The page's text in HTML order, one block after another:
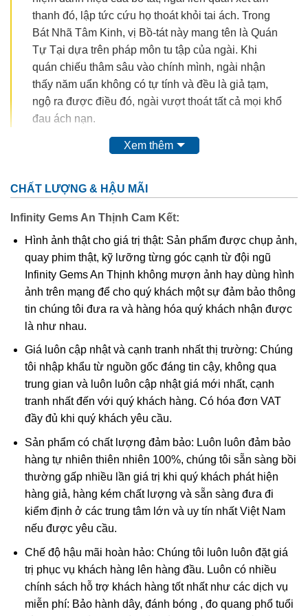
thanh đó, lập tức cứu họ thoát khỏi tai ách. Trong
Bát Nhã Tâm Kinh, vị Bồ-tát này mang tên là Quán
Tự Tại dựa trên pháp môn tu tập của ngài. Khi
quán chiếu thâm sâu vào chính mình, ngài nhận
thấy năm uẩn không có tự tính và đều là giả tạm,
ngộ ra được điều đó, ngài vượt thoát tất cả mọi khổ
đau ách nạn.
Quan Thế Âm Bồ Tátđược nhắc đến trong kinh phật là
người có thần lực nhất, chỉ đứng sau Phật Tổ. Quan Thế
Âm Bồ Tát luôn đi khắp thế gian, phổ độ tất thảy chúng
sinh thoát khỏi khổ nạn bi ai.
Âm Ngọc Jade có công dụng:
Hình tượng Quan Thế Âm Bồ Tát là biểu tượng của
điểm lành, lòng từ bi bác ái, hóa giải hung khí cho gia
chủ.
ý.
Tránh bị kẻ tiểu nhân hãm hại; tránh sự rủi ro, bất hạnh
xảy ra.
Xem thêm
CHẤT LƯỢNG & HẬU MÃI
Infinity Gems An Thịnh Cam Kết:
Hình ảnh thật cho giá trị thật: Sản phẩm được chụp ảnh,
quay phim thật, kỹ lưỡng từng góc cạnh từ đội ngũ
Infinity Gems An Thịnh không mượn ảnh hay dùng hình
ảnh trên mạng để cho quý khách một sự đảm bảo thông
tin chúng tôi đưa ra và hàng hóa quý khách nhận được
là như nhau.
Giá luôn cập nhật và cạnh tranh nhất thị trường: Chúng
tôi nhập khẩu từ nguồn gốc đáng tin cậy, không qua
trung gian và luôn luôn cập nhật giá mới nhất, cạnh
tranh nhất đến với quý khách hàng. Có hóa đơn VAT
đầy đủ khi quý khách yêu cầu.
Sản phẩm có chất lượng đảm bảo: Luôn luôn đảm bảo
hàng tự nhiên thiên nhiên 100%, chúng tôi sẵn sàng bồi
thường gấp nhiều lần giá trị khi quý khách phát hiện
hàng giả, hàng kém chất lượng và sẵn sàng đưa đi
kiểm định ở các trung tâm lớn và uy tín nhất Việt Nam
nếu được yêu cầu.
Chế độ hậu mãi hoàn hảo: Chúng tôi luôn luôn đặt giá
trị phục vụ khách hàng lên hàng đầu. Luôn có nhiều
chính sách hỗ trợ khách hàng tốt nhất như các dịch vụ
miễn phí: Bảo hành dây, đánh bóng , đo quang phổ tuổi